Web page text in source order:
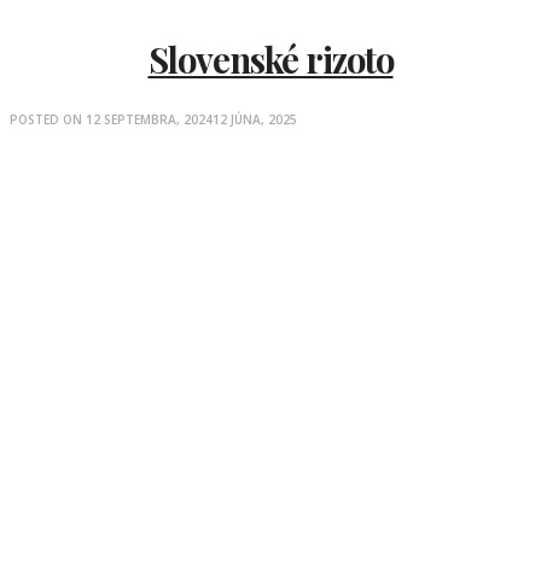
Slovenské rizoto
POSTED ON 12 SEPTEMBRA, 202412 JÚNA, 2025